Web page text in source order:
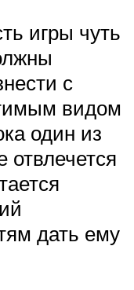
игры чуть
с
видом
один из
отвлечется
дать ему